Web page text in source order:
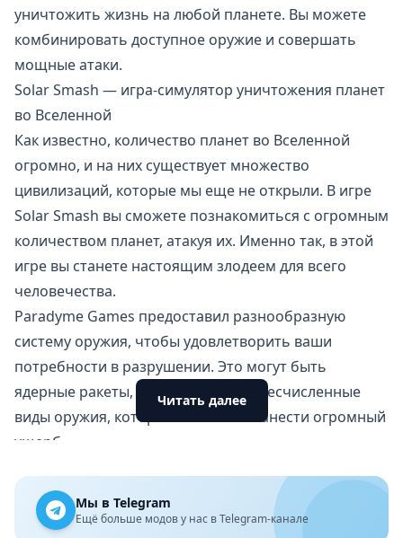
уничтожить жизнь на любой планете. Вы можете
комбинировать доступное оружие и совершать
мощные атаки.
Solar Smash — игра-симулятор уничтожения планет
во Вселенной
Как известно, количество планет во Вселенной
огромно, и на них существует множество
цивилизаций, которые мы еще не открыли. В игре
Solar Smash вы сможете познакомиться с огромным
количеством планет, атакуя их. Именно так, в этой
игре вы станете настоящим злодеем для всего
человечества.
Paradyme Games предоставил разнообразную
систему оружия, чтобы удовлетворить ваши
потребности в разрушении. Это могут быть
ядерные ракеты, лазерные лучи и бесчисленные
виды оружия, которые способны нанести огромный
ущерб.
Геймплей Solar Smash основан на мощных атаках
игрока на Землю. В начале игры вы увидите планету,
Читать далее
Мы в Telegram
Ещё больше модов у нас в Telegram-канале